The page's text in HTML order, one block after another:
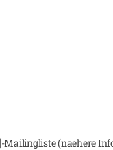
(naehere